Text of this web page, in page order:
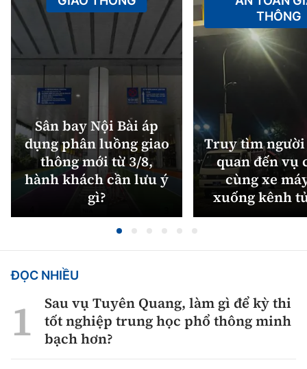
Sân bay Nội Bài áp
dụng phân luồng giao
thông mới từ 3/8,
hành khách cần lưu ý
gì?
Truy tìm
quan đến vụ
cùng xe
xuống kênh
THÔNG
ĐỌC NHIỀU
Sau vụ Tuyên Quang, làm gì để kỳ thi
tốt nghiệp trung học phổ thông minh
bạch hơn?